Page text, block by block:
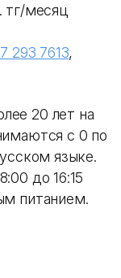
тг/месяц
293 7613,
20 лет на
с 0 по
языке.
до 16:15
питанием.